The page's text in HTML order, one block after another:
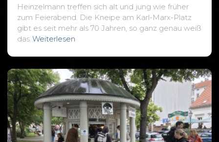
Heinzelmann treffen sich alt und jung wie früher
zum Feierabend. Die Kneipe am Karl-Marx-Platz
gibt es seit mehr als 70 Jahren, so ganz genau weiß
das Weiterlesen